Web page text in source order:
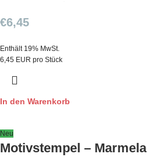
€6,45
Enthält 19% MwSt.
6,45 EUR pro Stück
In den Warenkorb
Neu
Motivstempel –